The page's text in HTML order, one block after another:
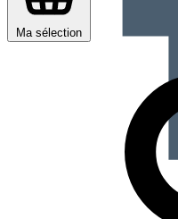
Ma sélection